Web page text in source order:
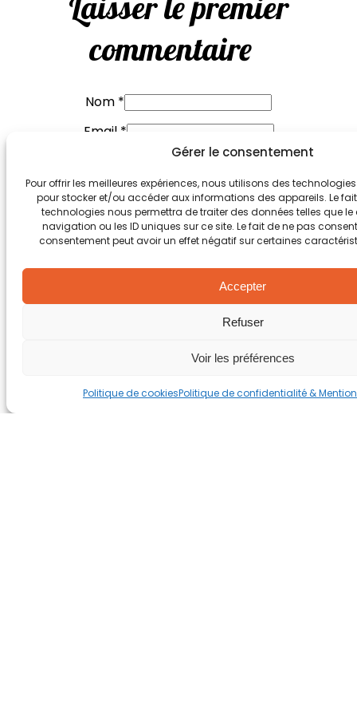
Gérer le consentement
Pour offrir les meilleures expériences, nous utilisons des
pour stocker et/ou accéder aux informations des appareils. Le
technologies nous permettra de traiter des données telles que
navigation ou les ID uniques sur ce site. Le fait de ne pas
consentement peut avoir un effet négatif sur certaines
Accepter
Refuser
Voir les préférences
Politique de cookiesPolitique de confidentialité &
commentaire
Nom *
Email *
Enregistrer mon nom, mon e-mail et mon site
web dans le navigateur pour mon prochain
commentaire.